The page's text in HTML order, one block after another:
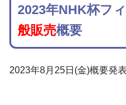
2023年NHK杯フ
般販売概要
2023年8月25日(金)概要発表